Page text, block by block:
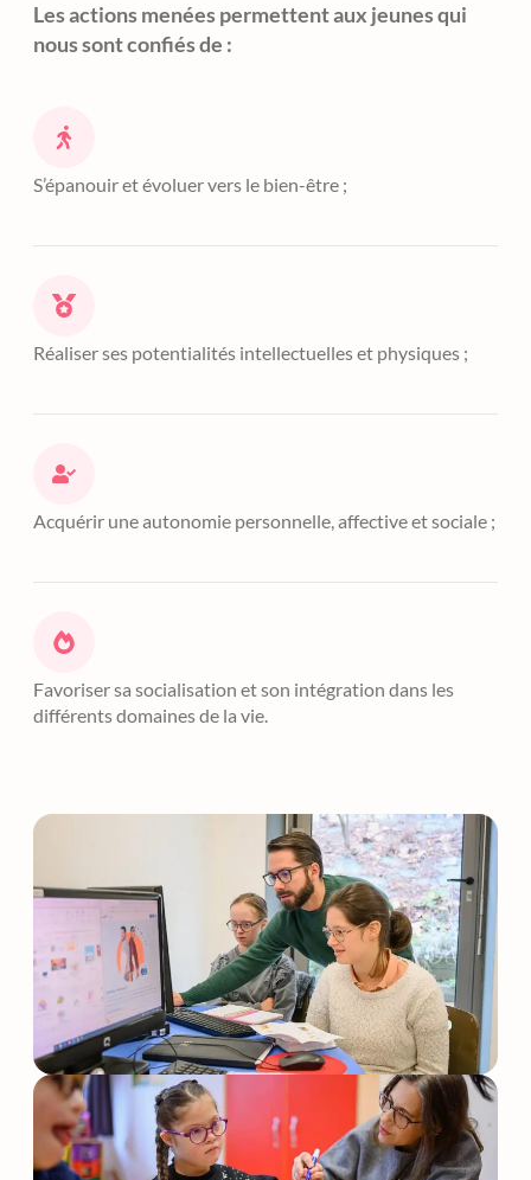
Les actions menées permettent aux jeunes qui
nous sont confiés de :
S’épanouir et évoluer vers le bien-être ;
Réaliser ses potentialités intellectuelles et physiques ;
Acquérir une autonomie personnelle, affective et sociale ;
Favoriser sa socialisation et son intégration dans les
différents domaines de la vie.